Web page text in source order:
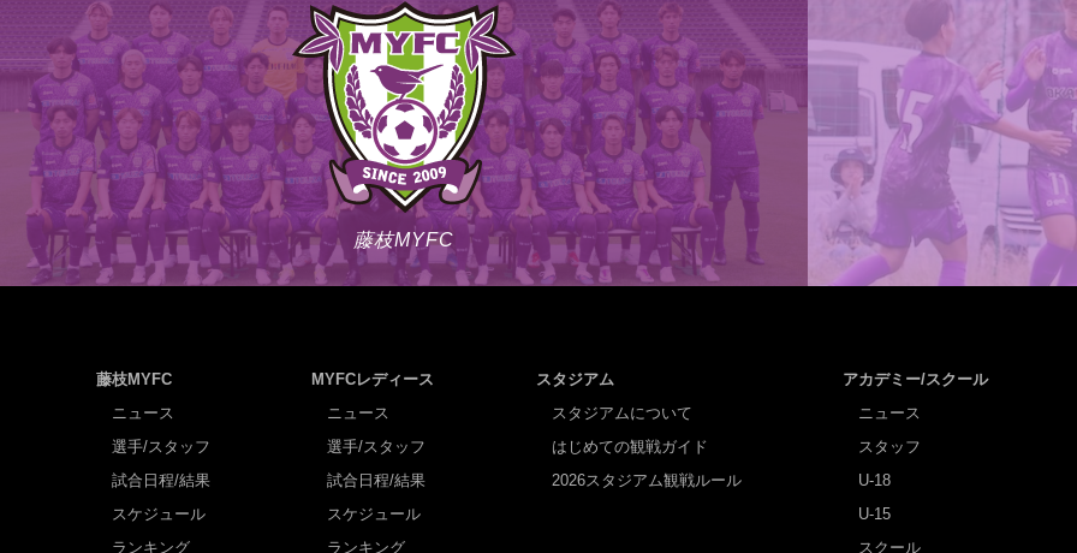
藤枝MYFC
藤枝MYFC
ニュース
選手/スタッフ
試合日程/結果
スケジュール
ランキング
MYFCレディース
ニュース
選手/スタッフ
試合日程/結果
スケジュール
ランキング
スタジアム
スタジアムについて
はじめての観戦ガイド
2026スタジアム観戦ルール
アカデミー/スクール
ニュース
スタッフ
U-18
U-15
スクール